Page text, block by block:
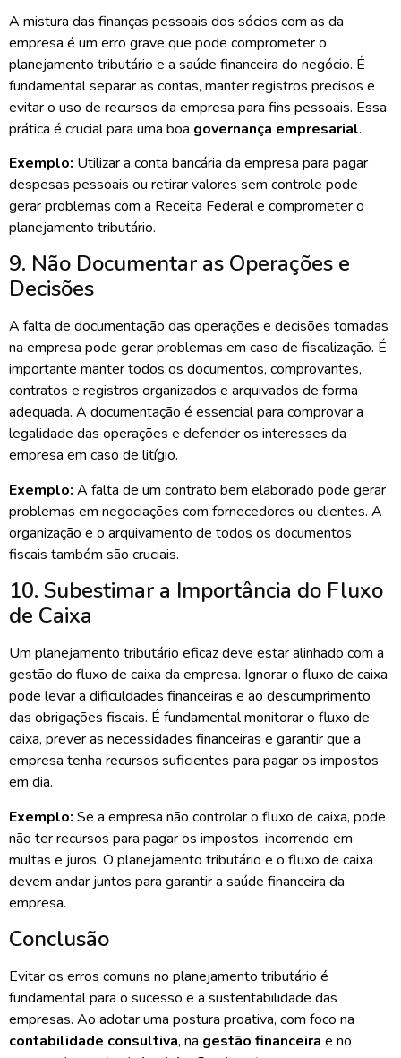
A mistura das finanças pessoais dos sócios com as da
empresa é um erro grave que pode comprometer o
planejamento tributário e a saúde financeira do negócio. É
fundamental separar as contas, manter registros precisos e
evitar o uso de recursos da empresa para fins pessoais. Essa
prática é crucial para uma boa governança empresarial.
Exemplo: Utilizar a conta bancária da empresa para pagar
despesas pessoais ou retirar valores sem controle pode
gerar problemas com a Receita Federal e comprometer o
planejamento tributário.
9. Não Documentar as Operações e
Decisões
A falta de documentação das operações e decisões tomadas
na empresa pode gerar problemas em caso de fiscalização. É
importante manter todos os documentos, comprovantes,
contratos e registros organizados e arquivados de forma
adequada. A documentação é essencial para comprovar a
legalidade das operações e defender os interesses da
empresa em caso de litígio.
Exemplo: A falta de um contrato bem elaborado pode gerar
problemas em negociações com fornecedores ou clientes. A
organização e o arquivamento de todos os documentos
fiscais também são cruciais.
10. Subestimar a Importância do Fluxo
de Caixa
Um planejamento tributário eficaz deve estar alinhado com a
gestão do fluxo de caixa da empresa. Ignorar o fluxo de caixa
pode levar a dificuldades financeiras e ao descumprimento
das obrigações fiscais. É fundamental monitorar o fluxo de
caixa, prever as necessidades financeiras e garantir que a
empresa tenha recursos suficientes para pagar os impostos
em dia.
Exemplo: Se a empresa não controlar o fluxo de caixa, pode
não ter recursos para pagar os impostos, incorrendo em
multas e juros. O planejamento tributário e o fluxo de caixa
devem andar juntos para garantir a saúde financeira da
empresa.
Conclusão
Evitar os erros comuns no planejamento tributário é
fundamental para o sucesso e a sustentabilidade das
empresas. Ao adotar uma postura proativa, com foco na
contabilidade consultiva, na gestão financeira e no